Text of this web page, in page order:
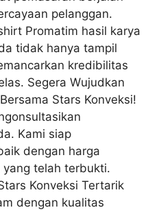
pelanggan.
Promatim hasil karya
tidak hanya tampil
kredibilitas
Segera Wujudkan
Stars Konveksi!
Kami siap
dengan harga
telah terbukti.
Konveksi Tertarik
dengan kualitas